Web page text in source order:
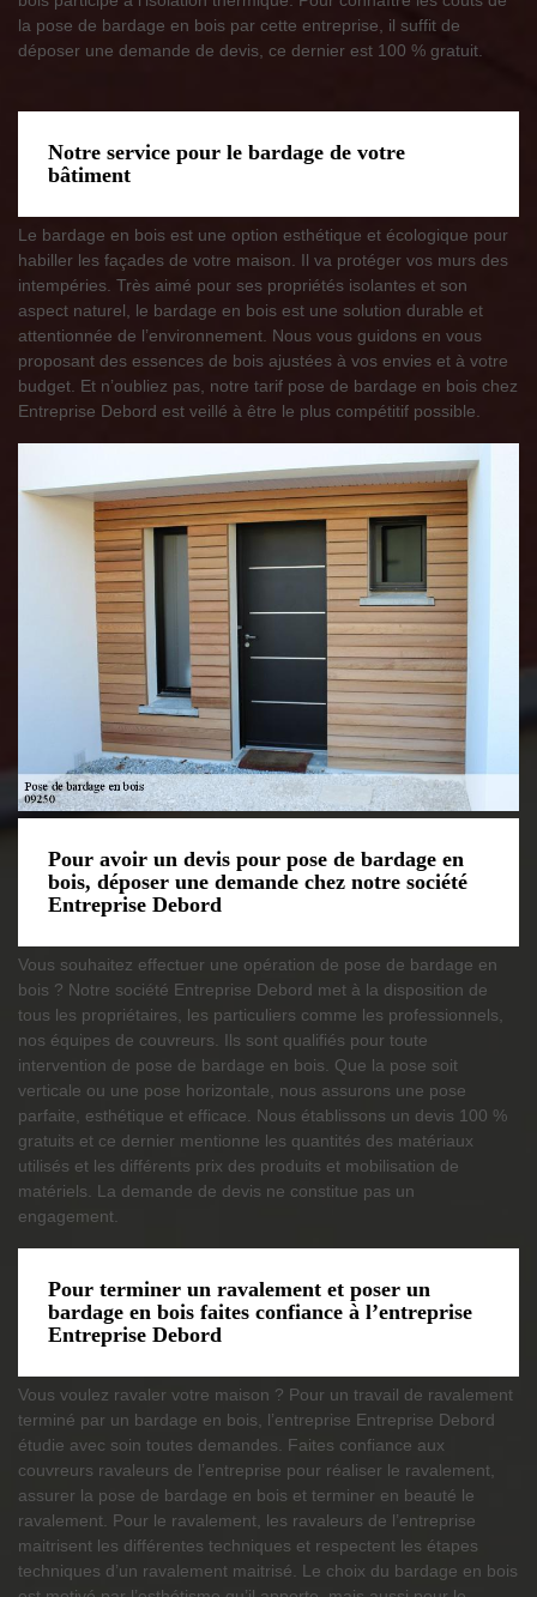
la pose de bardage en bois par cette entreprise, il suffit de
déposer une demande de devis, ce dernier est 100 % gratuit.
Notre service pour le bardage de votre
bâtiment
Le bardage en bois est une option esthétique et écologique pour
habiller les façades de votre maison. Il va protéger vos murs des
intempéries. Très aimé pour ses propriétés isolantes et son
aspect naturel, le bardage en bois est une solution durable et
attentionnée de l’environnement. Nous vous guidons en vous
proposant des essences de bois ajustées à vos envies et à votre
budget. Et n’oubliez pas, notre tarif pose de bardage en bois chez
Entreprise Debord est veillé à être le plus compétitif possible.
Pour avoir un devis pour pose de bardage en
bois, déposer une demande chez notre société
Entreprise Debord
Vous souhaitez effectuer une opération de pose de bardage en
bois ? Notre société Entreprise Debord met à la disposition de
tous les propriétaires, les particuliers comme les professionnels,
nos équipes de couvreurs. Ils sont qualifiés pour toute
intervention de pose de bardage en bois. Que la pose soit
verticale ou une pose horizontale, nous assurons une pose
parfaite, esthétique et efficace. Nous établissons un devis 100 %
gratuits et ce dernier mentionne les quantités des matériaux
utilisés et les différents prix des produits et mobilisation de
matériels. La demande de devis ne constitue pas un
engagement.
Pour terminer un ravalement et poser un
bardage en bois faites confiance à l’entreprise
Entreprise Debord
Vous voulez ravaler votre maison ? Pour un travail de ravalement
terminé par un bardage en bois, l’entreprise Entreprise Debord
étudie avec soin toutes demandes. Faites confiance aux
couvreurs ravaleurs de l’entreprise pour réaliser le ravalement,
assurer la pose de bardage en bois et terminer en beauté le
ravalement. Pour le ravalement, les ravaleurs de l’entreprise
maitrisent les différentes techniques et respectent les étapes
techniques d’un ravalement maitrisé. Le choix du bardage en bois